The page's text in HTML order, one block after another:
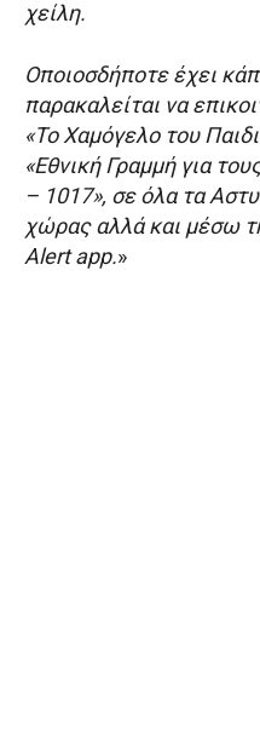
χείλη.
Οποιοσδήποτε έχει
παρακαλείται να
«Το Χαμόγελο του
«Εθνική Γραμμή για
– 1017», σε όλα τα
χώρας αλλά και μέσω
Alert app.»